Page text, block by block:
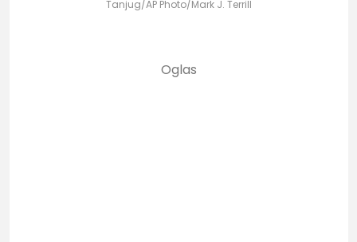
Tanjug/AP Photo/Mark J. Terrill